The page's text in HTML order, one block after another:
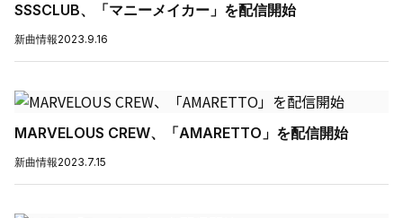
SSSCLUB、「マニーメイカー」を配信開始
新曲情報2023.9.16
MARVELOUS CREW、「AMARETTO」を配信開始
新曲情報2023.7.15